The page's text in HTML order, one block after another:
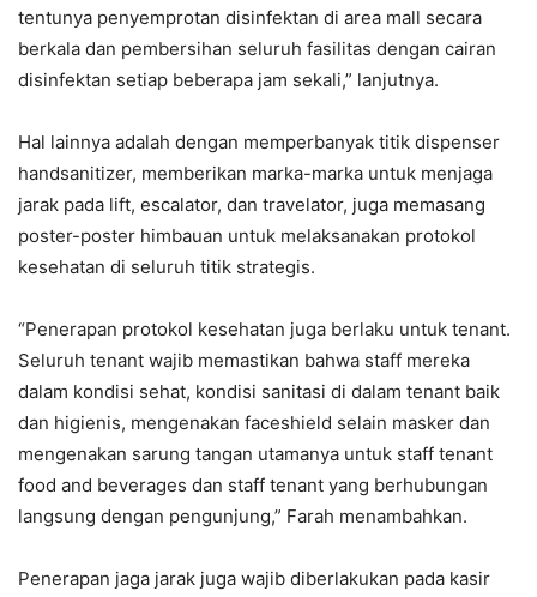
tentunya penyemprotan disinfektan di area mall secara
berkala dan pembersihan seluruh fasilitas dengan cairan
disinfektan setiap beberapa jam sekali,” lanjutnya.
Hal lainnya adalah dengan memperbanyak titik dispenser
handsanitizer, memberikan marka-marka untuk menjaga
jarak pada lift, escalator, dan travelator, juga memasang
poster-poster himbauan untuk melaksanakan protokol
kesehatan di seluruh titik strategis.
“Penerapan protokol kesehatan juga berlaku untuk tenant.
Seluruh tenant wajib memastikan bahwa staff mereka
dalam kondisi sehat, kondisi sanitasi di dalam tenant baik
dan higienis, mengenakan faceshield selain masker dan
mengenakan sarung tangan utamanya untuk staff tenant
food and beverages dan staff tenant yang berhubungan
langsung dengan pengunjung,” Farah menambahkan.
Penerapan jaga jarak juga wajib diberlakukan pada kasir